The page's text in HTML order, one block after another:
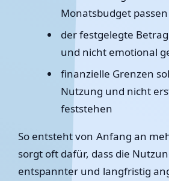
Monatsbudget passen
der festgelegte
und nicht emotional
finanzielle Grenzen
Nutzung und nicht
feststehen
So entsteht von Anfang an
sorgt oft dafür, dass die
entspannter und langfristig